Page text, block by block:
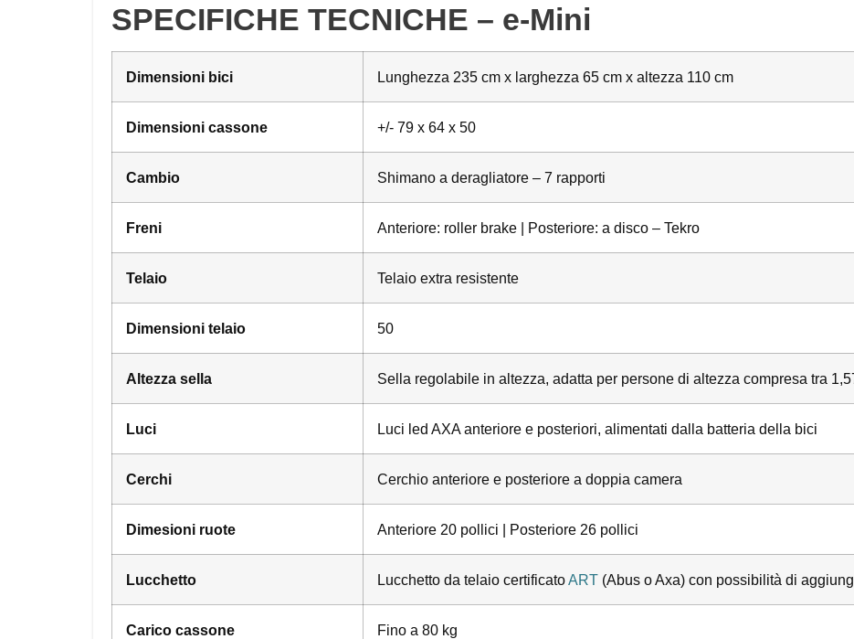
SPECIFICHE TECNICHE – e-Mini
Dimensioni bici Lunghezza 235 cm x larghezza 65 cm x altezza 110 cm
Dimensioni cassone +/- 79 x 64 x 50
Cambio Shimano a deragliatore – 7 rapporti
Freni Anteriore: roller brake | Posteriore: a disco – Tekro
Telaio Telaio extra resistente
Dimensioni telaio 50
Altezza sella Sella regolabile in altezza, adatta per persone di altezza compresa tra
Luci Luci led AXA anteriore e posteriori, alimentati dalla batteria della bici
Cerchi Cerchio anteriore e posteriore a doppia camera
Dimesioni ruote Anteriore 20 pollici | Posteriore 26 pollici
Lucchetto Lucchetto da telaio certificatoART (Abus o Axa) con possibilità di
Carico cassone Fino a 80 kg